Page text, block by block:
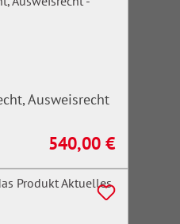
Ausweisrecht
Regulärer Preis:
540,00 €